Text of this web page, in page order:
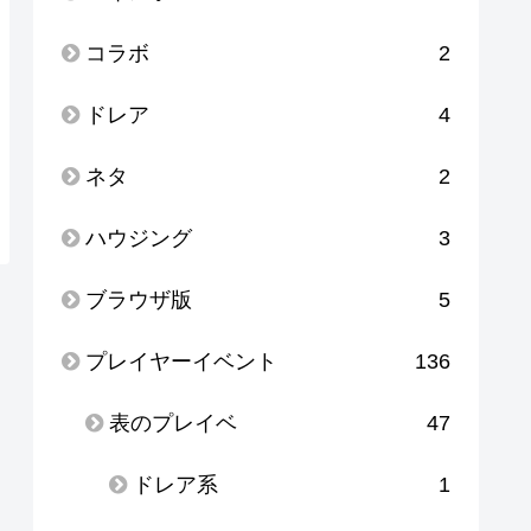
コラボ 2
ドレア 4
ネタ 2
ハウジング 3
ブラウザ版 5
プレイヤーイベント 136
表のプレイベ 47
ドレア系 1